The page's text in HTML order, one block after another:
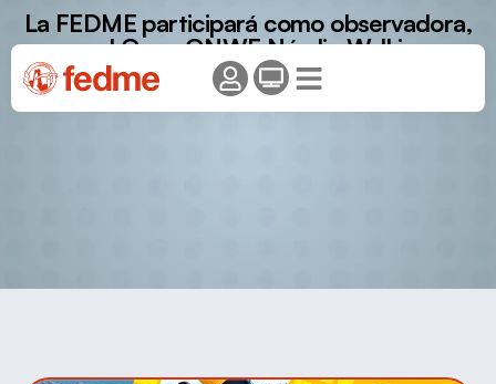
La FEDME participará como observadora,
en el Open ONWF Nórdic Walking
European Championships 2025